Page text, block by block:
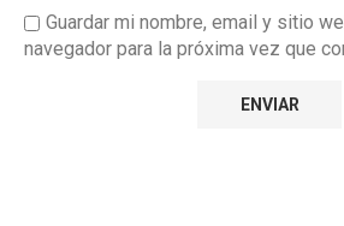
Guardar mi nombre, email y sitio
navegador para la próxima vez que